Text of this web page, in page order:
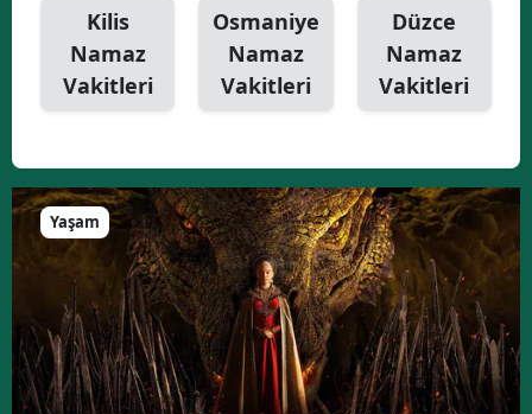
Kilis
Namaz
Vakitleri
Osmaniye
Namaz
Vakitleri
Düzce
Namaz
Vakitleri
Yaşam